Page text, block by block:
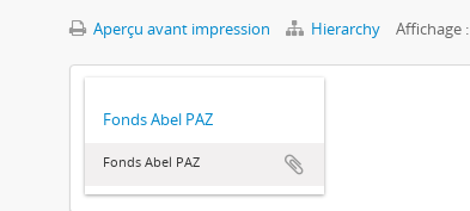
Aperçu avant impression Hierarchy Affichage :
Fonds Abel PAZ
Fonds Abel PAZ